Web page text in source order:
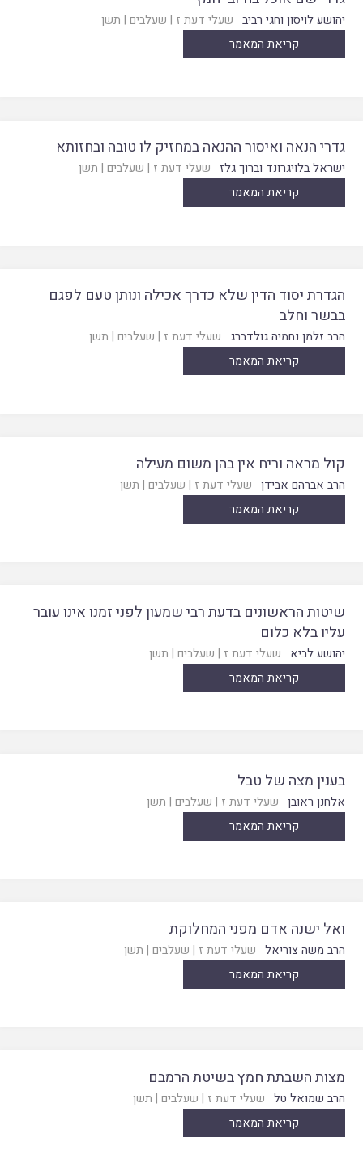
יהושע לויסון וחגי רביב שעלי דעת ז | שעלבים | תשן
קריאת המאמר
גדרי הנאה ואיסור ההנאה במחזיק לו טובה ובחזותא
ישראל בלויגרונד וברוך גלז שעלי דעת ז | שעלבים | תשן
קריאת המאמר
הגדרת יסוד הדין שלא כדרך אכילה ונותן טעם לפגם
בבשר וחלב
הרב זלמן נחמיה גולדברג שעלי דעת ז | שעלבים | תשן
קריאת המאמר
קול מראה וריח אין בהן משום מעילה
הרב אברהם אבידן שעלי דעת ז | שעלבים | תשן
קריאת המאמר
שיטות הראשונים בדעת רבי שמעון לפני זמנו אינו עובר
עליו בלא כלום
יהושע לביא שעלי דעת ז | שעלבים | תשן
קריאת המאמר
בענין מצה של טבל
אלחנן ראובן שעלי דעת ז | שעלבים | תשן
קריאת המאמר
ואל ישנה אדם מפני המחלוקת
הרב משה צוריאל שעלי דעת ז | שעלבים | תשן
קריאת המאמר
מצות השבתת חמץ בשיטת הרמבם
הרב שמואל טל שעלי דעת ז | שעלבים | תשן
קריאת המאמר